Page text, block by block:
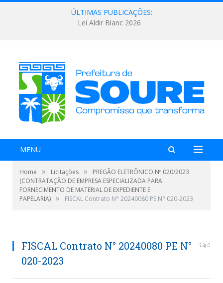
ÚLTIMAS PUBLICAÇÕES:
Lei Aldir Blanc 2026
MENU
Home » Licitações »
PREGÃO ELETRÔNICO Nº 020/2023
(CONTRATAÇÃO DE EMPRESA ESPECIALIZADA PARA
FORNECIMENTO DE MATERIAL DE EXPEDIENTE E
PAPELARIA) » FISCAL Contrato N° 20240080 PE N° 020-2023
FISCAL Contrato N° 20240080 PE N°
020-2023
0